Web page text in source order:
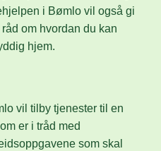
i Bømlo vil også gi
om hvordan du kan
hjem.
vil tilby tjenester til en
er i tråd med
som skal